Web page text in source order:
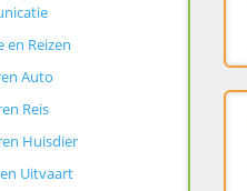
Reizen
Auto
Reis
Huisdier
Uitvaart